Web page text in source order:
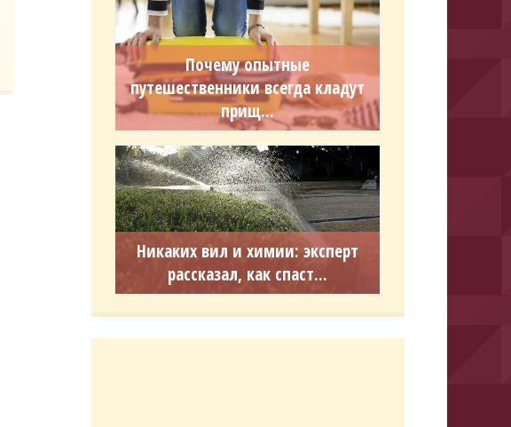
Почему опытные
путешественники всегда кладут
прищ...
Никаких вил и химии: эксперт
рассказал, как спаст...